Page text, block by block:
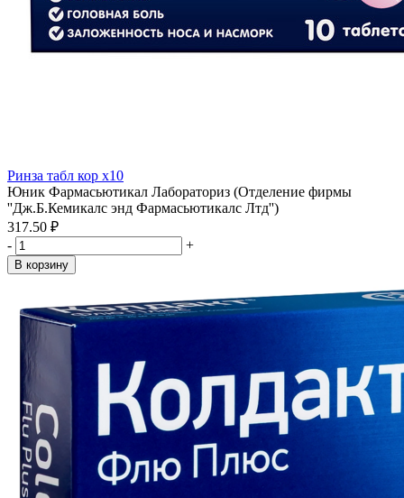
Ринза табл кор x10
Юник Фармасьютикал Лабораториз (Отделение фирмы
''Дж.Б.Кемикалс энд Фармасьютикалс Лтд'')
317.50 ₽
-
+
В корзину